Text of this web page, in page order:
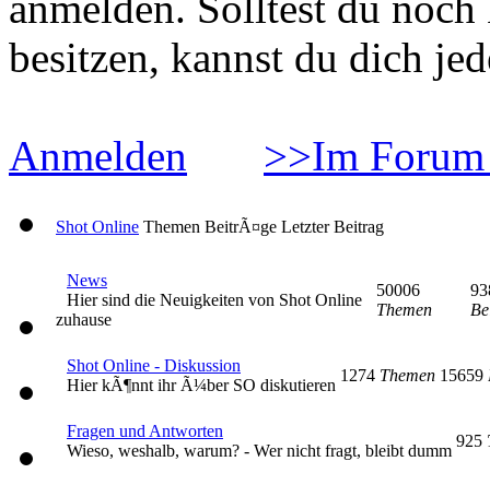
besitzen, kannst du dich
Anmelden >>Im
Shot Online Themen BeitrÃ¤ge Letzter Beitrag
News
Hier sind die Neuigkeiten von Shot Online
zuhause
50006
Themen
Shot Online - Diskussion
Hier kÃ¶nnt ihr Ã¼ber SO diskutieren
1274 Themen 15659
Fragen und Antworten
Wieso, weshalb, warum? - Wer nicht fragt, bleibt dumm
925